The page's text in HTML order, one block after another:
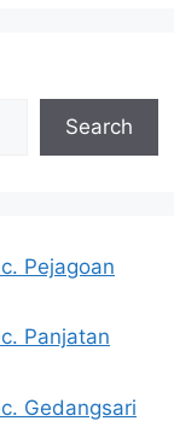
Search
Pejagoan
Panjatan
Gedangsari